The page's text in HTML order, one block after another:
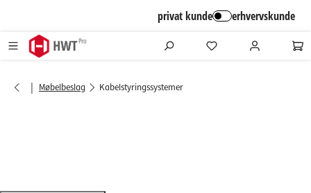
privat kunde erhvervskunde
| Møbelbeslag Kabelstyringssystemer